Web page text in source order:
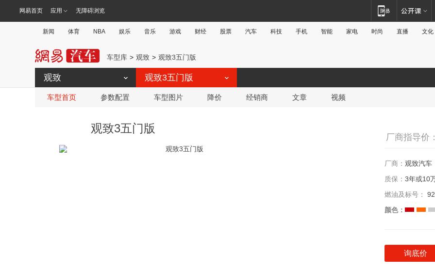
网易首页 应用 无障碍浏览
新闻 体育 NBA 娱乐 音乐 游戏 财经 股票 汽车 科技 手机 智能 家电 时尚 直播 文化
车型库 观致 观致3五门版
观致 观致3五门版
车型首页 参数配置 车型图片 降价 经销商 文章 视频
观致3五门版
厂商指导价
厂商： 观致汽车
质保： 3年或10
燃油及标号：
颜色：
询底价